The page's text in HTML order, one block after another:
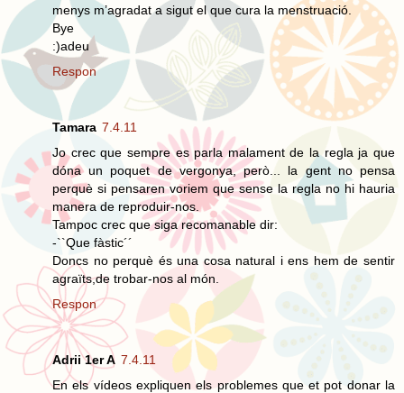
menys m’agradat a sigut el que cura la menstruació.
Bye
:)adeu
Respon
Tamara 7.4.11
Jo crec que sempre es parla malament de la regla ja que
dóna un poquet de vergonya, però... la gent no pensa
perquè si pensaren voriem que sense la regla no hi hauria
manera de reproduir-nos.
Tampoc crec que siga recomanable dir:
-``Que fàstic´´
Doncs no perquè és una cosa natural i ens hem de sentir
agraïts,de trobar-nos al món.
Respon
Adrii 1er A 7.4.11
En els vídeos expliquen els problemes que et pot donar la